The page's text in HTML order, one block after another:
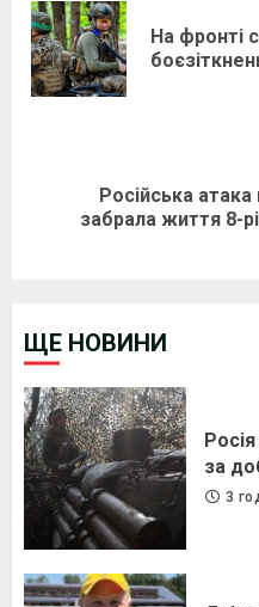
ReadingНа фронті
Російська
забрала життя 8-
ЩЕ НОВИНИ
за
3